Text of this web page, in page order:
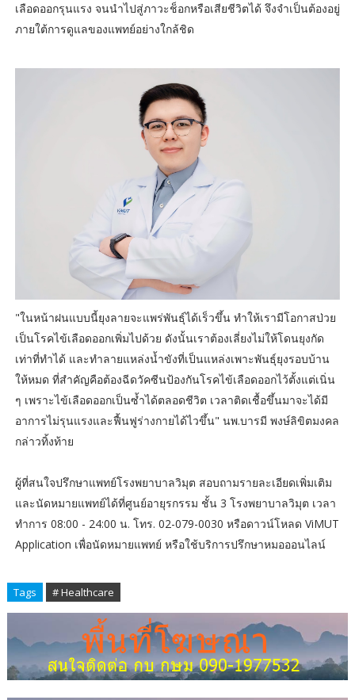
เลือดออกรุนแรง จนนำไปสู่ภาวะช็อกหรือเสียชีวิตได้ จึงจำเป็นต้องอยู่
ภายใต้การดูแลของแพทย์อย่างใกล้ชิด
"ในหน้าฝนแบบนี้ยุงลายจะแพร่พันธุ์ได้เร็วขึ้น ทำให้เรามีโอกาสป่วย
เป็นโรคไข้เลือดออกเพิ่มไปด้วย ดังนั้นเราต้องเลี่ยงไม่ให้โดนยุงกัด
เท่าที่ทำได้ และทำลายแหล่งน้ำขังที่เป็นแหล่งเพาะพันธุ์ยุงรอบบ้าน
ให้หมด ที่สำคัญคือต้องฉีดวัคซีนป้องกันโรคไข้เลือดออกไว้ตั้งแต่เนิ่น
ๆ เพราะไข้เลือดออกเป็นซ้ำได้ตลอดชีวิต เวลาติดเชื้อขึ้นมาจะได้มี
อาการไม่รุนแรงและฟื้นฟูร่างกายได้ไวขึ้น" นพ.บารมี พงษ์ลิขิตมงคล
กล่าวทิ้งท้าย
ผู้ที่สนใจปรึกษาแพทย์โรงพยาบาลวิมุต สอบถามรายละเอียดเพิ่มเติม
และนัดหมายแพทย์ได้ที่ศูนย์อายุรกรรม ชั้น 3 โรงพยาบาลวิมุต เวลา
ทำการ 08:00 - 24:00 น. โทร. 02-079-0030 หรือดาวน์โหลด ViMUT
Application เพื่อนัดหมายแพทย์ หรือใช้บริการปรึกษาหมอออนไลน์
Tags # Healthcare